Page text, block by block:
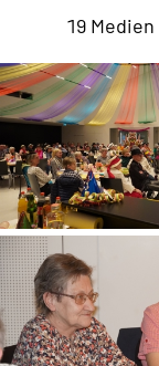
19 Medien